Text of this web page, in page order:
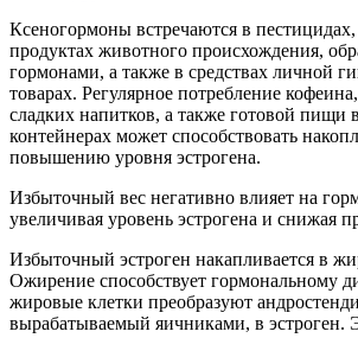
Ксеногормоны встречаются в
продуктах животного происхождения,
гормонами, а также в средствах личной
товарах. Регулярное потребление
сладких напитков, а также готовой пищи
контейнерах может способствовать
повышению уровня эстрогена.
Избыточный вес негативно влияет на
увеличивая уровень эстрогена и снижая
Избыточный эстроген накапливается в
Ожирение способствует гормональному
жировые клетки преобразуют
вырабатываемый яичниками, в эстроген.